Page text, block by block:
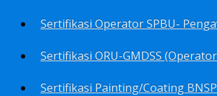
Sertifikasi Painting/Coating BNSP